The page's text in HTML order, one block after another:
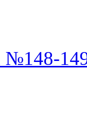
№148-